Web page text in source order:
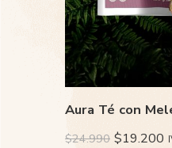
Aura Té con
$24.990 $19.200